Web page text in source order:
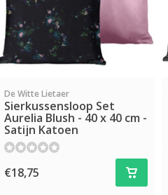
De Witte Lietaer
Sierkussensloop Set
Aurelia Blush - 40 x 40 cm -
Satijn Katoen
€18,75